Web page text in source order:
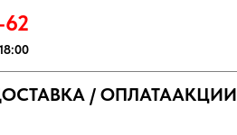
2
/ ОПЛАТААКЦИИ